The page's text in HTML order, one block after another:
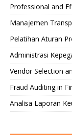
Professional and
Manajemen
Pelatihan Aturan
Administrasi
Vendor Selection
Fraud Auditing in
Analisa Laporan